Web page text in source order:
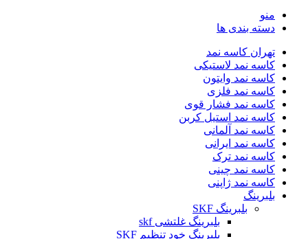
منو
دسته بندی ها
تهران کاسه نمد
کاسه نمد لاستیکی
کاسه نمد وایتون
کاسه نمد فلزی
کاسه نمد فشار قوی
کاسه نمد استیل کربن
کاسه نمد آلمانی
کاسه نمد ایرانی
کاسه نمد ترک
کاسه نمد چینی
کاسه نمد ژاپنی
بلبرینگ
بلبرینگ SKF
بلبرینگ غلتشی skf
بلبرینگ خود تنظیم SKF